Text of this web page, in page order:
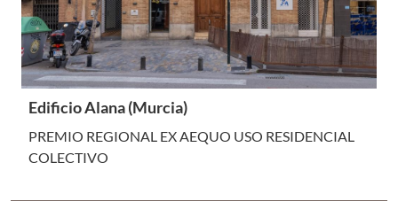
Edificio Alana (Murcia)
PREMIO REGIONAL EX AEQUO USO RESIDENCIAL
COLECTIVO